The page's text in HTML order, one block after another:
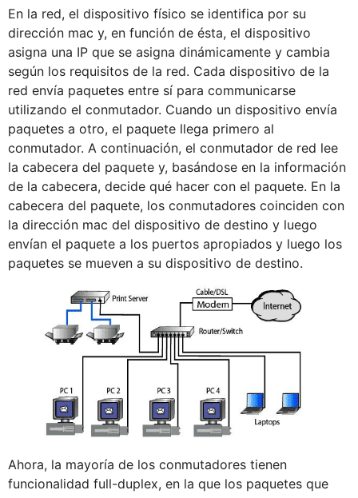
En la red, el dispositivo físico se identifica por su
dirección mac y, en función de ésta, el dispositivo
asigna una IP que se asigna dinámicamente y cambia
según los requisitos de la red. Cada dispositivo de la
red envía paquetes entre sí para communicarse
utilizando el conmutador. Cuando un dispositivo envía
paquetes a otro, el paquete llega primero al
conmutador. A continuación, el conmutador de red lee
la cabecera del paquete y, basándose en la información
de la cabecera, decide qué hacer con el paquete. En la
cabecera del paquete, los conmutadores coinciden con
la dirección mac del dispositivo de destino y luego
envían el paquete a los puertos apropiados y luego los
paquetes se mueven a su dispositivo de destino.
Ahora, la mayoría de los conmutadores tienen
funcionalidad full-duplex, en la que los paquetes que